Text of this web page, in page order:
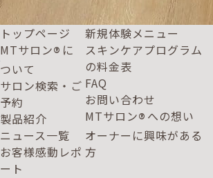
トップページ
MTサロン® に
ついて
サロン検索・ご
予約
製品紹介
ニュース一覧
お客様感動レポ
ート
新規体験メニュー
スキンケアプログラム
の料金表
FAQ
お問い合わせ
MTサロン® への想い
オーナーに興味がある
方